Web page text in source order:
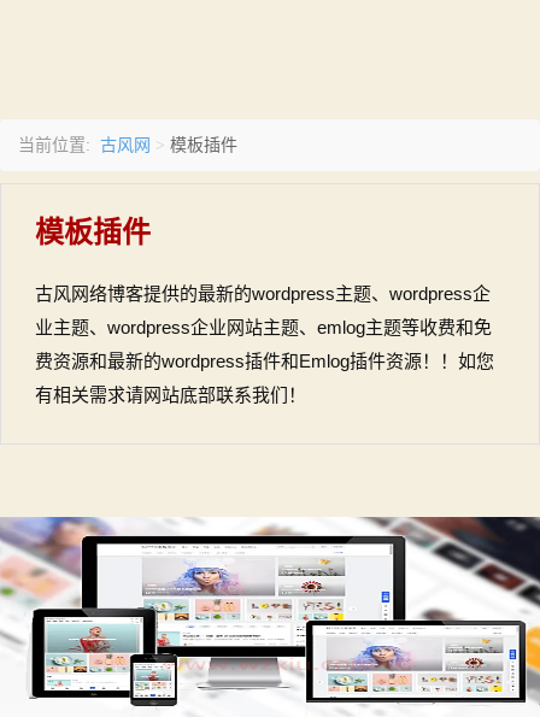
当前位置: 古风网 > 模板插件
模板插件
古风网络博客提供的最新的wordpress主题、wordpress企
业主题、wordpress企业网站主题、emlog主题等收费和免
费资源和最新的wordpress插件和Emlog插件资源！！如您
有相关需求请网站底部联系我们！